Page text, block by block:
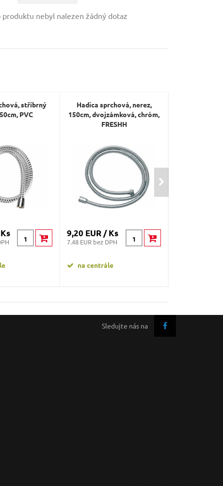
nebyl nalezen žádný dotaz
stříbrný
PVC
Hadica sprchová, nerez,
150cm, dvojzámková, chróm,
FRESHH
9,20 EUR / Ks
7.48 EUR bez DPH
na centrále
Sledujte nás na